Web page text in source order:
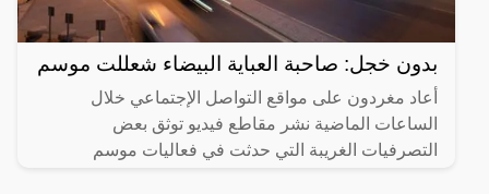
بدون خجل: صاحبة العباية البيضاء شعللت موسم
أعاد مغردون على مواقع التواصل الإجتماعي خلال
الساعات الماضية نشر مقاطع فيديو توثق بعض
التصرفيات الغريبة التي حدثت في فعاليات موسم